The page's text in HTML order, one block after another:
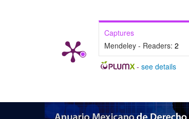
Captures
Mendeley - Readers: 2
- see details